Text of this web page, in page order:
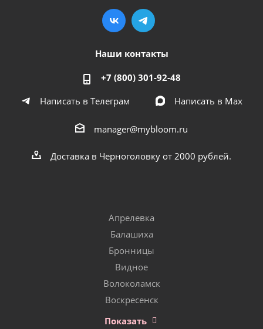
Наши контакты
+7 (800) 301-92-48
Написать в Телеграм
Написать в Мах
manager@mybloom.ru
Доставка в Черноголовку от 2000 рублей.
Апрелевка
Балашиха
Бронницы
Видное
Волоколамск
Воскресенск
Показать